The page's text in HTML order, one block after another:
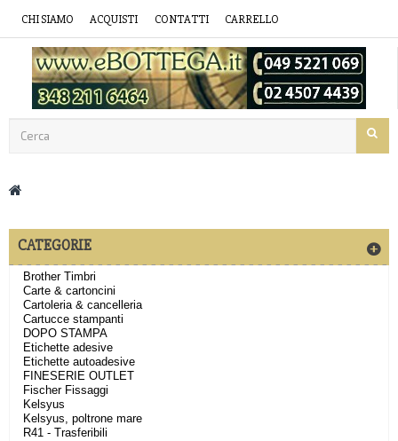
CHI SIAMO ACQUISTI CONTATTI CARRELLO
CATEGORIE
Brother Timbri
Carte & cartoncini
Cartoleria & cancelleria
Cartucce stampanti
DOPO STAMPA
Etichette adesive
Etichette autoadesive
FINESERIE OUTLET
Fischer Fissaggi
Kelsyus
Kelsyus, poltrone mare
R41 - Trasferibili